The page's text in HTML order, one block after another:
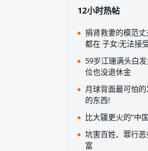
12小时热帖
捐肾救妻的模范
都在 子女:无法接
59岁江珊满头白
位也没退休金
月球背面最可怕
的东西!
比大疆更火的“中
坑害百姓、罪行
富